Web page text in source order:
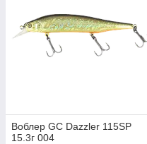
Воблер GC Dazzler 115SP
15.3г 004